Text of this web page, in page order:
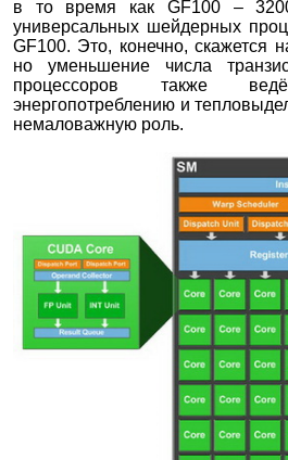
в то время как GF100 –
универсальных шейдерных
GF100. Это, конечно, скажется
но уменьшение числа
процессоров также
энергопотреблению и
немаловажную роль.